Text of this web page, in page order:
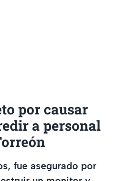
por causar
a personal
fue asegurado por